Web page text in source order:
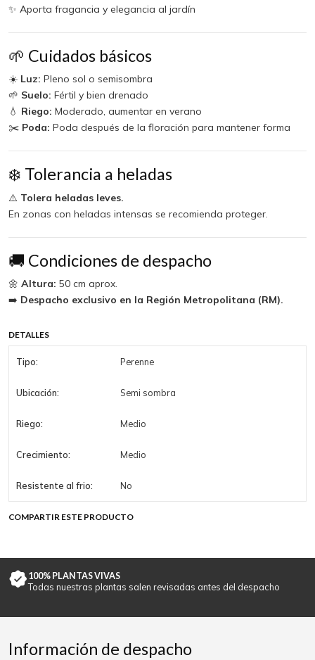
✨ Aporta fragancia y elegancia al jardín
🌱 Cuidados básicos
☀️ Luz: Pleno sol o semisombra
🌱 Suelo: Fértil y bien drenado
💧 Riego: Moderado, aumentar en verano
✂️ Poda: Poda después de la floración para mantener forma
❄️ Tolerancia a heladas
⚠️ Tolera heladas leves.
En zonas con heladas intensas se recomienda proteger.
🚚 Condiciones de despacho
🌼 Altura: 50 cm aprox.
➡️ Despacho exclusivo en la Región Metropolitana (RM).
DETALLES
Tipo: Perenne
Ubicación: Semi sombra
Riego: Medio
Crecimiento: Medio
Resistente al frio: No
COMPARTIR ESTE PRODUCTO
100% PLANTAS VIVAS
Todas nuestras plantas salen revisadas antes del despacho
Información de despacho